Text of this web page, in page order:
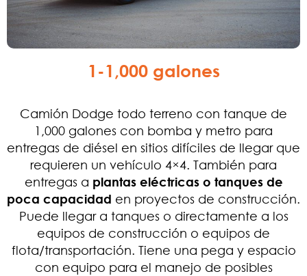
1-1,000 galones
Camión Dodge todo terreno con tanque de
1,000 galones con bomba y metro para
entregas de diésel en sitios difíciles de llegar que
requieren un vehículo 4×4. También para
entregas a plantas eléctricas o tanques de
poca capacidad en proyectos de construcción.
Puede llegar a tanques o directamente a los
equipos de construcción o equipos de
flota/transportación. Tiene una pega y espacio
con equipo para el manejo de posibles